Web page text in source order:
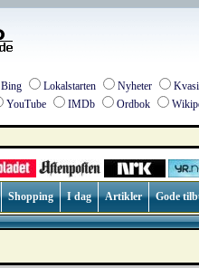
Bing Lokalstarten Nyheter
YouTube
IMDb Ordbok
Shopping I dag Artikler
Gode